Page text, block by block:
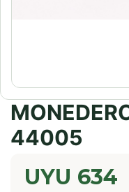
44005
UYU 634